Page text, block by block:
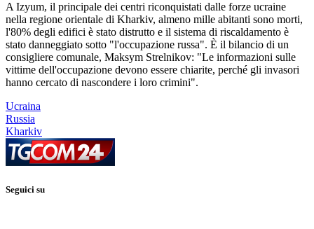
A Izyum, il principale dei centri riconquistati dalle forze ucraine
nella regione orientale di Kharkiv, almeno mille abitanti sono morti,
l'80% degli edifici è stato distrutto e il sistema di riscaldamento è
stato danneggiato sotto "l'occupazione russa". È il bilancio di un
consigliere comunale, Maksym Strelnikov: "Le informazioni sulle
vittime dell'occupazione devono essere chiarite, perché gli invasori
hanno cercato di nascondere i loro crimini".
Ucraina
Russia
Kharkiv
Seguici su